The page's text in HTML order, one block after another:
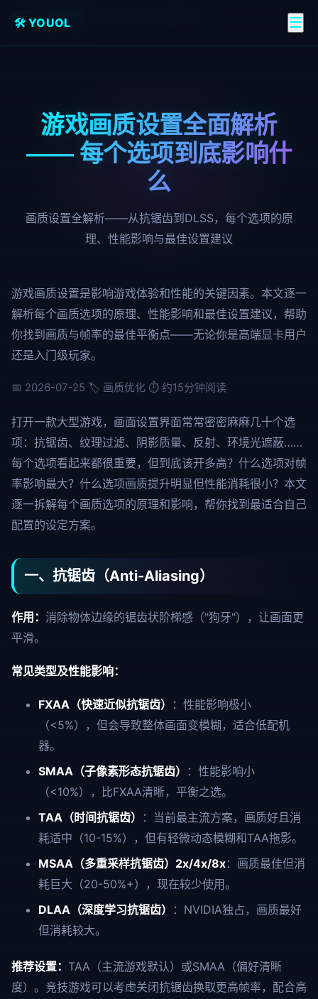
🛠️ YOUOL ☰
首页»游戏攻略
游戏画质设置全面解析
—— 每个选项到底影响什
么
画质设置全解析——从抗锯齿到DLSS，每个选项的原
理、性能影响与最佳设置建议
游戏画质设置是影响游戏体验和性能的关键因素。本文逐一
解析每个画质选项的原理、性能影响和最佳设置建议，帮助
你找到画质与帧率的最佳平衡点——无论你是高端显卡用户
还是入门级玩家。
📅 2026-07-25 🏷️ 画质优化 ⏱ 约15分钟阅读
打开一款大型游戏，画面设置界面常常密密麻麻几十个选
项：抗锯齿、纹理过滤、阴影质量、反射、环境光遮蔽……
每个选项看起来都很重要，但到底该开多高？什么选项对帧
率影响最大？什么选项画质提升明显但性能消耗很小？本文
逐一拆解每个画质选项的原理和影响，帮你找到最适合自己
配置的设定方案。
一、抗锯齿（Anti-Aliasing）
作用： 消除物体边缘的锯齿状阶梯感（"狗牙"），让画面更
平滑。
常见类型及性能影响：
FXAA（快速近似抗锯齿）
：性能影响极小
（<5%），但会导致整体画面变模糊，适合低配机
器。
SMAA（子像素形态抗锯齿）
：性能影响小
（<10%），比FXAA清晰，平衡之选。
TAA（时间抗锯齿）
：当前最主流方案，画质好且消
耗适中（10-15%），但有轻微动态模糊和TAA拖影。
MSAA（多重采样抗锯齿）2x/4x/8x：画质最佳但消
耗巨大（20-50%+），现在较少使用。
DLAA（深度学习抗锯齿）
：NVIDIA独占，画质最好
但消耗较大。
推荐设置： TAA（主流游戏默认）或SMAA（偏好清晰
度）。竞技游戏可以考虑关闭抗锯齿换取更高帧率，配合高